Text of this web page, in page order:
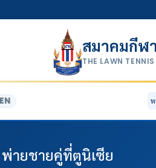
สมาคมกีฬ
THE LAWN
ายชายคู่ที่ตูนิเซีย